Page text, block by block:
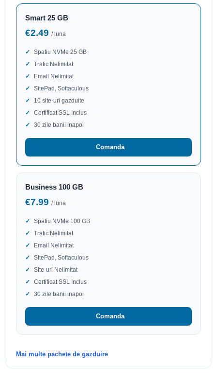
Smart 25 GB
€2.49 / luna
Spatiu NVMe 25 GB
Trafic Nelimitat
Email Nelimitat
SitePad, Softaculous
10 site-uri gazduite
Certificat SSL Inclus
30 zile banii inapoi
Comanda
Business 100 GB
€7.99 / luna
Spatiu NVMe 100 GB
Trafic Nelimitat
Email Nelimitat
SitePad, Softaculous
Site-uri Nelimitat
Certificat SSL Inclus
30 zile banii inapoi
Comanda
Mai multe pachete de gazduire